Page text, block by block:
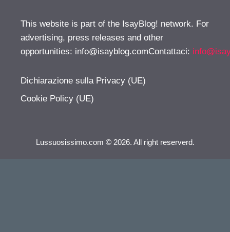
This website is part of the IsayBlog! network. For
advertising, press releases and other
opportunities: info@isayblog.comContattaci:
Dichiarazione sulla Privacy (UE)
Cookie Policy (UE)
Lussuosissimo.com © 2026. All right reserverd.